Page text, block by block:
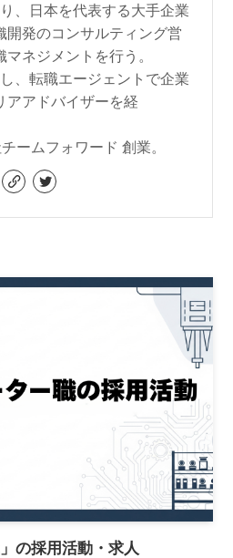
、日本を代表する大手企業
開発のコンサルティング営
ネジメントを行う。
、転職エージェントで企業
アアドバイザーを経
。
ームフォワード 創業。
の採用活動・求人